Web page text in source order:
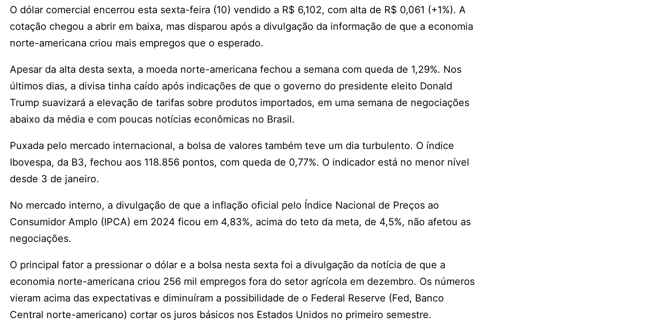
O dólar comercial encerrou esta sexta-feira (10) vendido a R$ 6,102, com alta de R$ 0,061 (+1%). A
cotação chegou a abrir em baixa, mas disparou após a divulgação da informação de que a economia
norte-americana criou mais empregos que o esperado.
Apesar da alta desta sexta, a moeda norte-americana fechou a semana com queda de 1,29%. Nos
últimos dias, a divisa tinha caído após indicações de que o governo do presidente eleito Donald
Trump suavizará a elevação de tarifas sobre produtos importados, em uma semana de negociações
abaixo da média e com poucas notícias econômicas no Brasil.
Puxada pelo mercado internacional, a bolsa de valores também teve um dia turbulento. O índice
Ibovespa, da B3, fechou aos 118.856 pontos, com queda de 0,77%. O indicador está no menor nível
desde 3 de janeiro.
No mercado interno, a divulgação de que a inflação oficial pelo Índice Nacional de Preços ao
Consumidor Amplo (IPCA) em 2024 ficou em 4,83%, acima do teto da meta, de 4,5%, não afetou as
negociações.
O principal fator a pressionar o dólar e a bolsa nesta sexta foi a divulgação da notícia de que a
economia norte-americana criou 256 mil empregos fora do setor agrícola em dezembro. Os números
vieram acima das expectativas e diminuíram a possibilidade de o Federal Reserve (Fed, Banco
Central norte-americano) cortar os juros básicos nos Estados Unidos no primeiro semestre.